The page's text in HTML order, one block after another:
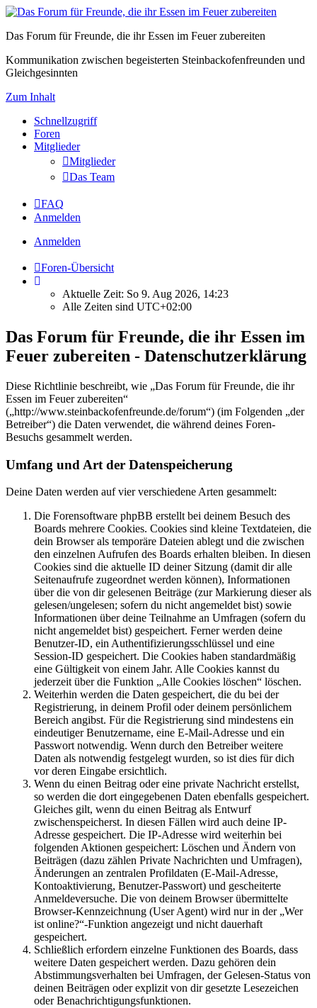
Das Forum für Freunde, die ihr Essen im Feuer zubereiten
Kommunikation zwischen begeisterten Steinbackofenfreunden und
Gleichgesinnten
Zum Inhalt
Schnellzugriff
Foren
Mitglieder
Mitglieder
Das Team
FAQ
Anmelden
Anmelden
Foren-Übersicht
Aktuelle Zeit: So 9. Aug 2026, 14:23
Alle Zeiten sind UTC+02:00
Das Forum für Freunde, die ihr Essen im
Feuer zubereiten - Datenschutzerklärung
Diese Richtlinie beschreibt, wie „Das Forum für Freunde, die ihr
Essen im Feuer zubereiten“
(„http://www.steinbackofenfreunde.de/forum“) (im Folgenden „der
Betreiber“) die Daten verwendet, die während deines Foren-
Besuchs gesammelt werden.
Umfang und Art der Datenspeicherung
Deine Daten werden auf vier verschiedene Arten gesammelt:
Die Forensoftware phpBB erstellt bei deinem Besuch des
Boards mehrere Cookies. Cookies sind kleine Textdateien, die
dein Browser als temporäre Dateien ablegt und die zwischen
den einzelnen Aufrufen des Boards erhalten bleiben. In diesen
Cookies sind die aktuelle ID deiner Sitzung (damit dir alle
Seitenaufrufe zugeordnet werden können), Informationen
über die von dir gelesenen Beiträge (zur Markierung dieser als
gelesen/ungelesen; sofern du nicht angemeldet bist) sowie
Informationen über deine Teilnahme an Umfragen (sofern du
nicht angemeldet bist) gespeichert. Ferner werden deine
Benutzer-ID, ein Authentifizierungsschlüssel und eine
Session-ID gespeichert. Die Cookies haben standardmäßig
eine Gültigkeit von einem Jahr. Alle Cookies kannst du
jederzeit über die Funktion „Alle Cookies löschen“ löschen.
Weiterhin werden die Daten gespeichert, die du bei der
Registrierung, in deinem Profil oder deinem persönlichem
Bereich angibst. Für die Registrierung sind mindestens ein
eindeutiger Benutzername, eine E-Mail-Adresse und ein
Passwort notwendig. Wenn durch den Betreiber weitere
Daten als notwendig festgelegt wurden, so ist dies für dich
vor deren Eingabe ersichtlich.
Wenn du einen Beitrag oder eine private Nachricht erstellst,
so werden die dort eingegebenen Daten ebenfalls gespeichert.
Gleiches gilt, wenn du einen Beitrag als Entwurf
zwischenspeicherst. In diesen Fällen wird auch deine IP-
Adresse gespeichert. Die IP-Adresse wird weiterhin bei
folgenden Aktionen gespeichert: Löschen und Ändern von
Beiträgen (dazu zählen Private Nachrichten und Umfragen),
Änderungen an zentralen Profildaten (E-Mail-Adresse,
Kontoaktivierung, Benutzer-Passwort) und gescheiterte
Anmeldeversuche. Die von deinem Browser übermittelte
Browser-Kennzeichnung (User Agent) wird nur in der „Wer
ist online?“-Funktion angezeigt und nicht dauerhaft
gespeichert.
Schließlich erfordern einzelne Funktionen des Boards, dass
weitere Daten gespeichert werden. Dazu gehören dein
Abstimmungsverhalten bei Umfragen, der Gelesen-Status von
deinen Beiträgen oder explizit von dir gesetzte Lesezeichen
oder Benachrichtigungsfunktionen.